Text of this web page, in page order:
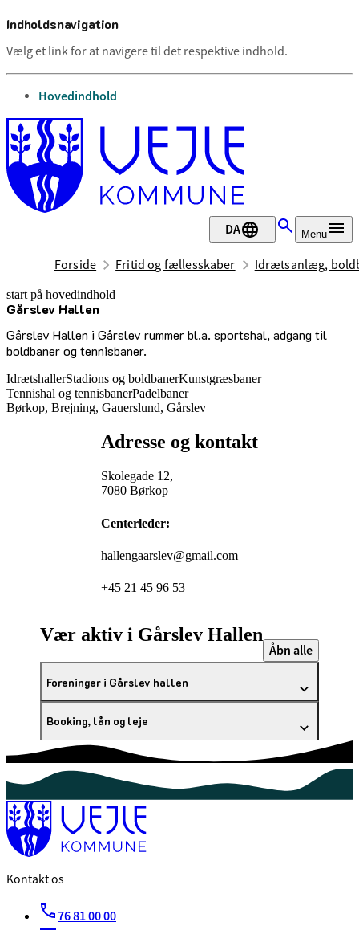
Indholdsnavigation
Vælg et link for at navigere til det respektive indhold.
gå til
Hovedindhold
DA Menu
Forside Fritid og fællesskaber Idrætsanlæg,
start på hovedindhold
Gårslev Hallen
Gårslev Hallen i Gårslev rummer bl.a. sportshal, adgang til
boldbaner og tennisbaner.
senest opdateret 17. februar 2026
IdrætshallerStadions og boldbanerKunstgræsbaner
Tennishal og tennisbanerPadelbaner
Børkop, Brejning, Gauerslund, Gårslev
Adresse og kontakt
Skolegade 12,
7080 Børkop
Centerleder:
hallengaarslev@gmail.com
+45 21 45 96 53
Vær aktiv i Gårslev Hallen
Åbn alle
Foreninger i Gårslev hallen
Booking, lån og leje
Kontakt os
76 81 00 00